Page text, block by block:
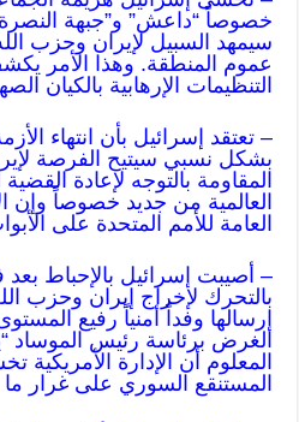
خصوصاً “داعش” و”جبهة
سيمهد السبيل لإيران وحزب
عموم المنطقة. وهذا الأمر
التنظيمات الإرهابية بالكيان
– تعتقد إسرائيل بأن انتهاء
بشكل نسبي سيتيح الفرصة
المقاومة بالتوجه لإعادة
العالمية من جديد خصوصاً وإن
العامة للأمم المتحدة على
– أصيبت إسرائيل بالإحباط بعد
بالتحرك لإخراج إيران وحزب
إرسالها وفداً أمنياً رفيع
الغرض برئاسة رئيس
المعلوم أن الإدارة
المستنقع السوري على غرار